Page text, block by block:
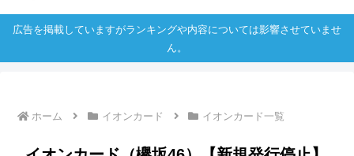
広告を掲載していますがランキングや内容については影響させていませ
ん。
ホーム イオンカード イオンカード一覧